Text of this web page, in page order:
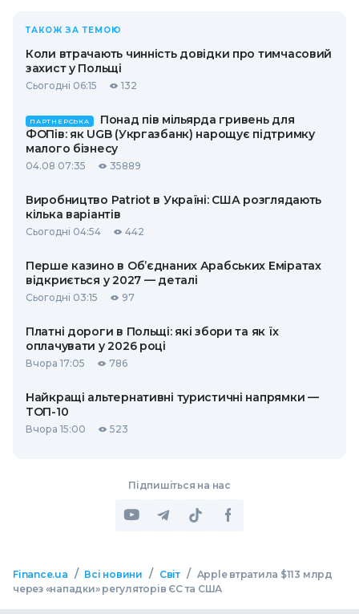
ТАКОЖ ЗА ТЕМОЮ
Коли втрачають чинність довідки про тимчасовий
захист у Польщі
Сьогодні 06:15 132
ПАРТНЕРСЬКА
Понад пів мільярда гривень для
ФОПів: як UGB (Укргазбанк) нарощує підтримку
малого бізнесу
04.08 07:35 35889
Виробництво Patriot в Україні: США розглядають
кілька варіантів
Сьогодні 04:54 442
Перше казино в Об’єднаних Арабських Еміратах
відкриється у 2027 — деталі
Сьогодні 03:15 97
Платні дороги в Польщі: які збори та як їх
оплачувати у 2026 році
Вчора 17:05 786
Найкращі альтернативні туристичні напрямки —
ТОП-10
Вчора 15:00 523
Підпишіться на нас
Finance.ua / Всі новини / Світ / Apple втратила $113 млрд
через «нападки» регуляторів ЄС та США